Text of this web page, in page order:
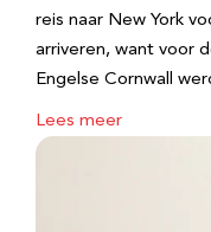
reis naar New York
arriveren, want voor
Engelse Cornwall
Lees meer